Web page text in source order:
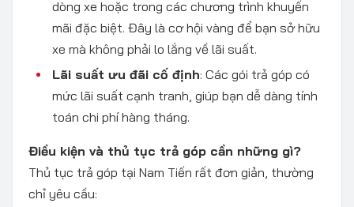
dòng xe hoặc trong các chương trình khuyến
mãi đặc biệt. Đây là cơ hội vàng để bạn sở hữu
xe mà không phải lo lắng về lãi suất.
Lãi suất ưu đãi cố định: Các gói trả góp có
mức lãi suất cạnh tranh, giúp bạn dễ dàng tính
toán chi phí hàng tháng.
Điều kiện và thủ tục trả góp cần những gì?
Thủ tục trả góp tại Nam Tiến rất đơn giản, thường
chỉ yêu cầu: